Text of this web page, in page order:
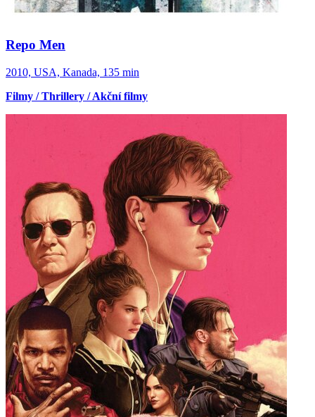
Repo Men
2010, USA, Kanada, 135 min
Filmy / Thrillery / Akční filmy